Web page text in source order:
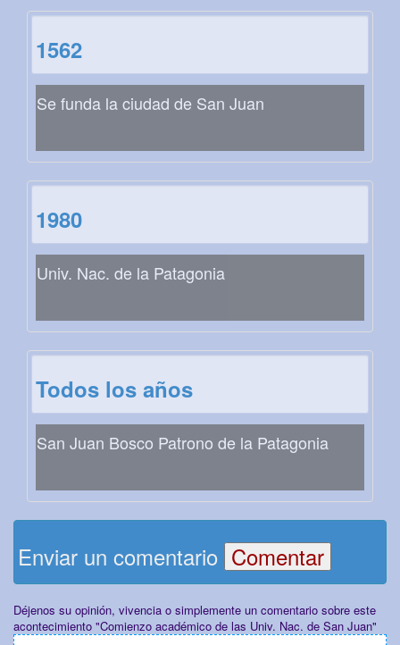
1562
Se funda la ciudad de San Juan
1980
Univ. Nac. de la Patagonia
Todos los años
San Juan Bosco Patrono de la Patagonia
Enviar un comentario
Déjenos su opinión, vivencia o simplemente un comentario sobre este
acontecimiento "Comienzo académico de las Univ. Nac. de San Juan"